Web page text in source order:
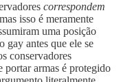
correspondem
isso é meramente
uma posição
gay antes que ele se
conservadores
portar armas é protegido